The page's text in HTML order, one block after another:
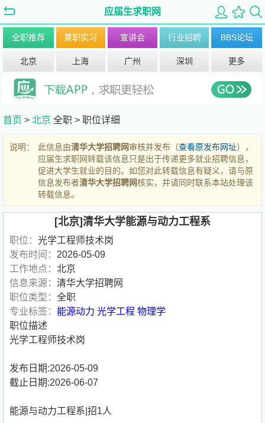
应届生求职网
全职推荐 兼职实习 宣讲会 行业招聘 BBS论坛
北京 上海 广州 深圳 更多
首页 > 北京 全职 > 职位详细
说明： 此信息由清华大学招聘网审核并发布（查看原发布网址），
应届生求职网转载该信息只是出于传递更多就业招聘信息，
促进大学生就业的目的。如您对此转载信息有疑义，请与原
信息发布者清华大学招聘网核实，并请同时联系本站处理该
转载信息。
[北京]清华大学能源与动力工程系
职位： 光学工程师技术岗
发布时间： 2026-05-09
工作地点： 北京
信息来源： 清华大学招聘网
职位类型： 全职
专业标签： 能源动力 光学工程 物理学
职位描述
光学工程师技术岗
发布日期:2026-05-09
截止日期:2026-06-07
能源与动力工程系|招1人